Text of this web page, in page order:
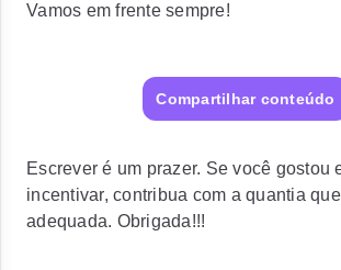
Vamos em frente sempre!
Compartilhar conteúdo
Escrever é um prazer. Se você gostou
incentivar, contribua com a quantia
adequada. Obrigada!!!